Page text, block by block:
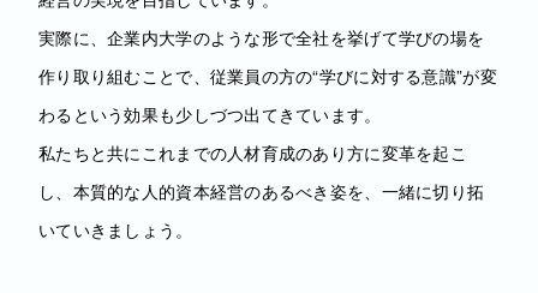
実際に、企業内大学のような形で全社を挙げて学びの場を
作り取り組むことで、従業員の方の“学びに対する意識”が変
わるという効果も少しづつ出てきています。
私たちと共にこれまでの人材育成のあり方に変革を起こ
し、本質的な人的資本経営のあるべき姿を、一緒に切り拓
いていきましょう。